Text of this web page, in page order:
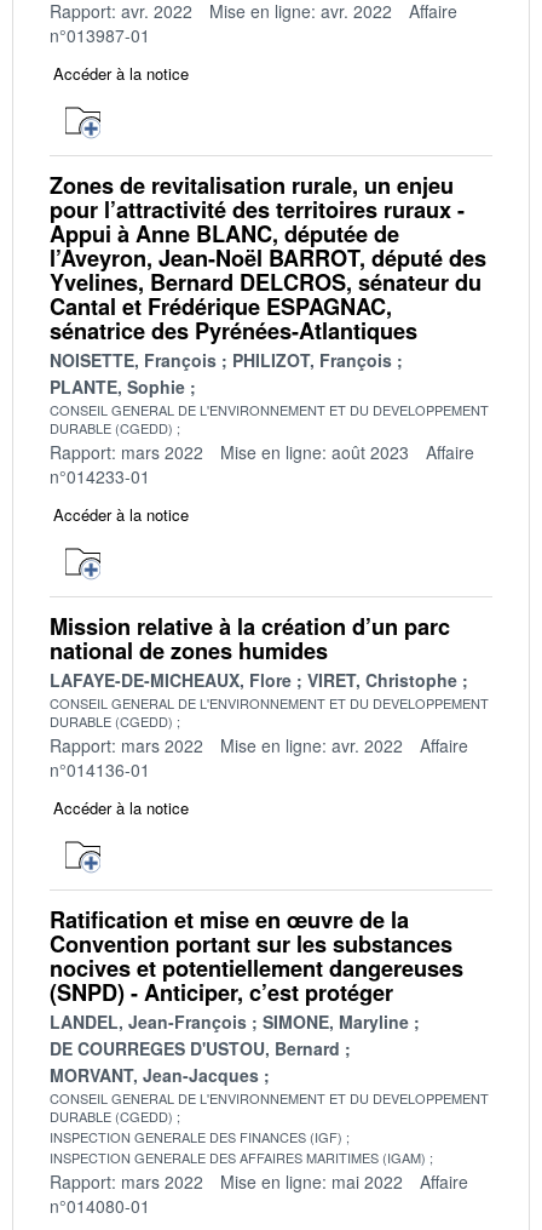
Rapport: avr. 2022 Mise en ligne: avr. 2022
Affaire
n°013987-01
Accéder à la notice
Zones de revitalisation rurale, un enjeu
pour l’attractivité des territoires ruraux -
Appui à Anne BLANC, députée de
l’Aveyron, Jean-Noël BARROT, député des
Yvelines, Bernard DELCROS, sénateur du
Cantal et Frédérique ESPAGNAC,
sénatrice des Pyrénées-Atlantiques
NOISETTE, François
PHILIZOT, François
PLANTE, Sophie
CONSEIL GENERAL DE L'ENVIRONNEMENT ET DU DEVELOPPEMENT
DURABLE (CGEDD)
Rapport: mars 2022 Mise en ligne: août 2023
Affaire
n°014233-01
Accéder à la notice
Mission relative à la création d’un parc
national de zones humides
LAFAYE-DE-MICHEAUX, Flore VIRET, Christophe
CONSEIL GENERAL DE L'ENVIRONNEMENT ET DU DEVELOPPEMENT
DURABLE (CGEDD)
Rapport: mars 2022 Mise en ligne: avr. 2022
Affaire
n°014136-01
Accéder à la notice
Ratification et mise en œuvre de la
Convention portant sur les substances
nocives et potentiellement dangereuses
(SNPD) - Anticiper, c’est protéger
LANDEL, Jean-François
SIMONE, Maryline
DE COURREGES D'USTOU, Bernard
MORVANT, Jean-Jacques
CONSEIL GENERAL DE L'ENVIRONNEMENT ET DU DEVELOPPEMENT
DURABLE (CGEDD)
INSPECTION GENERALE DES FINANCES (IGF)
INSPECTION GENERALE DES AFFAIRES MARITIMES (IGAM)
Rapport: mars 2022 Mise en ligne: mai 2022
Affaire
n°014080-01